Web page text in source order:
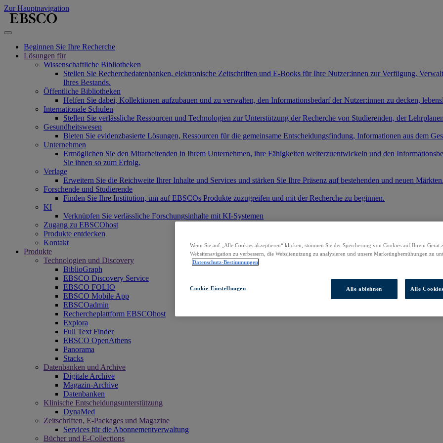
Zur Hauptnavigation
Beginnen Sie Ihre Recherche
Lösungen für
Wissenschaftliche Bibliotheken
Stellen Sie Recherchedatenbanken, elektronische Zeitschriften und E-Books für Ihre Nutzer:innen zur Verfügung.
Ihres Bestands.
Öffentliche Bibliotheken
Helfen Sie dabei, Kollektionen aufzubauen und zu verwalten, den Informationsbedarf der Nutzer:innen zu decken,
Internationale Schulen
Stellen Sie verlässliche Ressourcen und Technologien zur Unterstützung der Recherche von Studierenden, der
Gesundheitswesen
Bieten Sie evidenzbasierte Lösungen, Ressourcen für die gemeinsame Entscheidungsfindung, Informationen aus dem
Unternehmen
Ermöglichen Sie den Mitarbeitenden in Ihrem Unternehmen, ihre Fähigkeiten weiterzuentwickeln und den
Sie ihnen so zum Erfolg.
Verlage
Erweitern Sie die Reichweite Ihrer Inhalte und Services und stärken Sie Ihre Präsenz auf bestehenden und neuen Märkten.
Forschende und Studierende
Finden Sie Ihre Institution, um auf EBSCOs Produkte zuzugreifen und mit der Recherche zu beginnen.
KI
Verknüpfen Sie verlässliche Forschungsinhalte mit KI-Systemen
Zugang zu EBSCOhost
Produkte entdecken
Kontakt
Produkte
Technologien und Discovery
BiblioGraph
EBSCO Discovery Service
EBSCO FOLIO
EBSCO Mobile App
EBSCOadmin
Rechercheplattform EBSCOhost
Explora
Full Text Finder
EBSCO OpenAthens
Panorama
Stacks
Datenbanken und Archive
Digitale Archive
Magazin-Archive
Datenbanken
Klinische Entscheidungsunterstützung
DynaMed
Zeitschriften, E-Packages und Magazine
Services für die Abonnementverwaltung
Bücher und E-Collections
Wenn Sie auf „Alle Cookies akzeptieren“ klicken, stimmen Sie der Speicherung von Cookies auf Ihrem Gerät
Websitenavigation zu verbessern, die Websitenutzung zu analysieren und unsere Marketingbemühungen zu
Datenschutz-Bestimmungen
Cookie-Einstellungen Alle ablehnen Alle